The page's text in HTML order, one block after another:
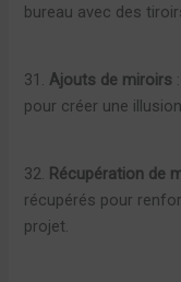
bureau avec des
31.Ajouts de miroirs
pour créer une
32. Récupération de
récupérés pour
projet.